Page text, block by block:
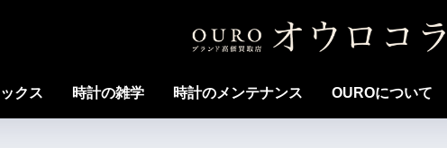
クス 時計の雑学 時計のメンテナンス OUROについて